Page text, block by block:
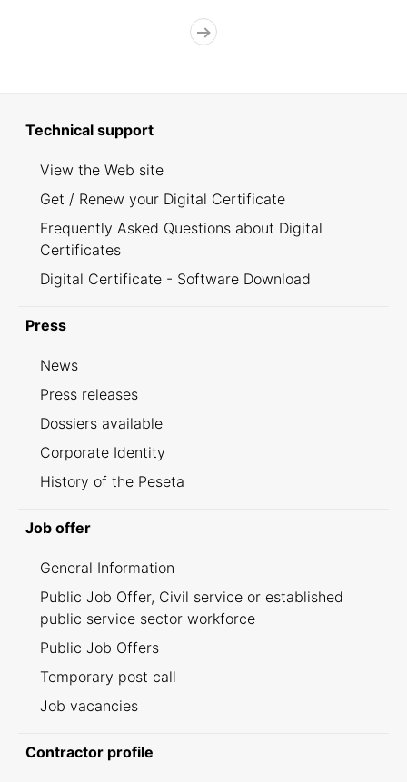
Technical support
View the Web site
Get / Renew your Digital Certificate
Frequently Asked Questions about Digital
Certificates
Digital Certificate - Software Download
Press
News
Press releases
Dossiers available
Corporate Identity
History of the Peseta
Job offer
General Information
Public Job Offer, Civil service or established
public service sector workforce
Public Job Offers
Temporary post call
Job vacancies
Contractor profile